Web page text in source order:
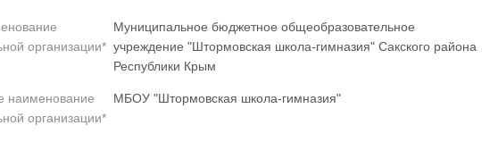
организации*
Муниципальное бюджетное общеобразовательное
учреждение "Штормовская школа-гимназия" Сакского района
Республики Крым
наименование
организации*
МБОУ "Штормовская школа-гимназия"